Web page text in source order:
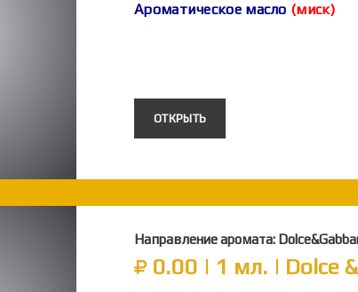
Ароматическое масло (миск)
ОТКРЫТЬ
Направление аромата:
0.00 | 1 мл. | Dolce